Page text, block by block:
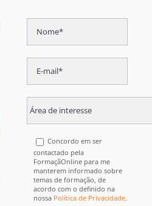
Concordo em ser
contactado pela
FormaçãOnline para me
manterem informado sobre
temas de formação, de
acordo com o definido na
nossa Política de Privacidade.